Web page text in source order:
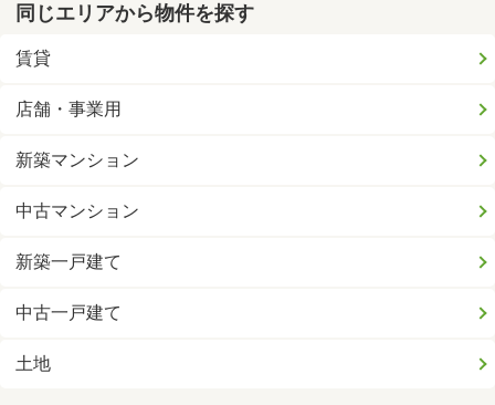
同じエリアから物件を探す
賃貸
店舗・事業用
新築マンション
中古マンション
新築一戸建て
中古一戸建て
土地